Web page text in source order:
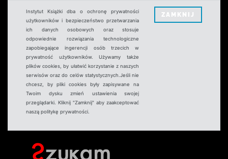
Instytut Książki dba o ochronę prywatności
użytkowników i bezpieczeństwo przetwarzania
ich danych osobowych oraz stosuje
odpowiednie rozwiązania technologiczne
zapobiegające ingerencji osób trzecich w
prywatność użytkowników. Używamy także
plików cookies, by ułatwić korzystanie z naszych
serwisów oraz do celów statystycznych.Jeśli nie
chcesz, by pliki cookies były zapisywane na
Twoim dysku zmień ustawienia swojej
przeglądarki. Kliknij "Zamknij" aby zaakceptować
naszą politykę prywatności.
ZAMKNIJ